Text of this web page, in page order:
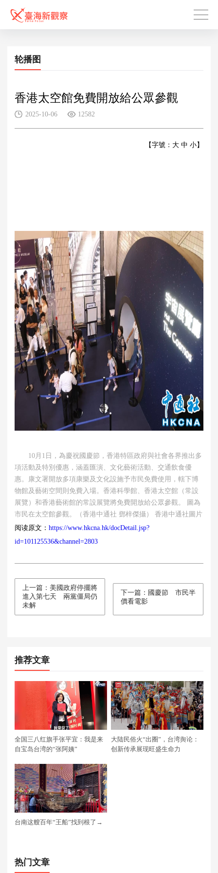
轮播图
香港太空館免費開放給公眾參觀
2025-10-06 12582
【字號： 大 中 小】
10月1日，為慶祝國慶節，香港特區政府與社會各界推出多
項活動及特別優惠，涵蓋匯演、文化藝術活動、交通飲食優
惠。康文署開放多項康樂及文化設施予市民免費使用，轄下博
物館及藝術空間則免費入場。香港科學館、香港太空館（常設
展覽）和香港藝術館的常設展覽將免費開放給公眾參觀。 圖為
市民在太空館參觀。（香港中通社 鄧梓傑攝） 香港中通社圖片
阅读原文： https://www.hkcna.hk/docDetail.jsp?
id=101125536&channel=2803
上一篇：美國政府停擺將
進入第七天 兩黨僵局仍
未解
下一篇：國慶節 市民半
價看電影
推荐文章
全国三八红旗手张平宜：我是来
自宝岛台湾的“张阿姨”
大陆民俗火“出圈”，台湾舆论：
创新传承展现旺盛生命力
台南这艘百年“王船”找到根了→
热门文章